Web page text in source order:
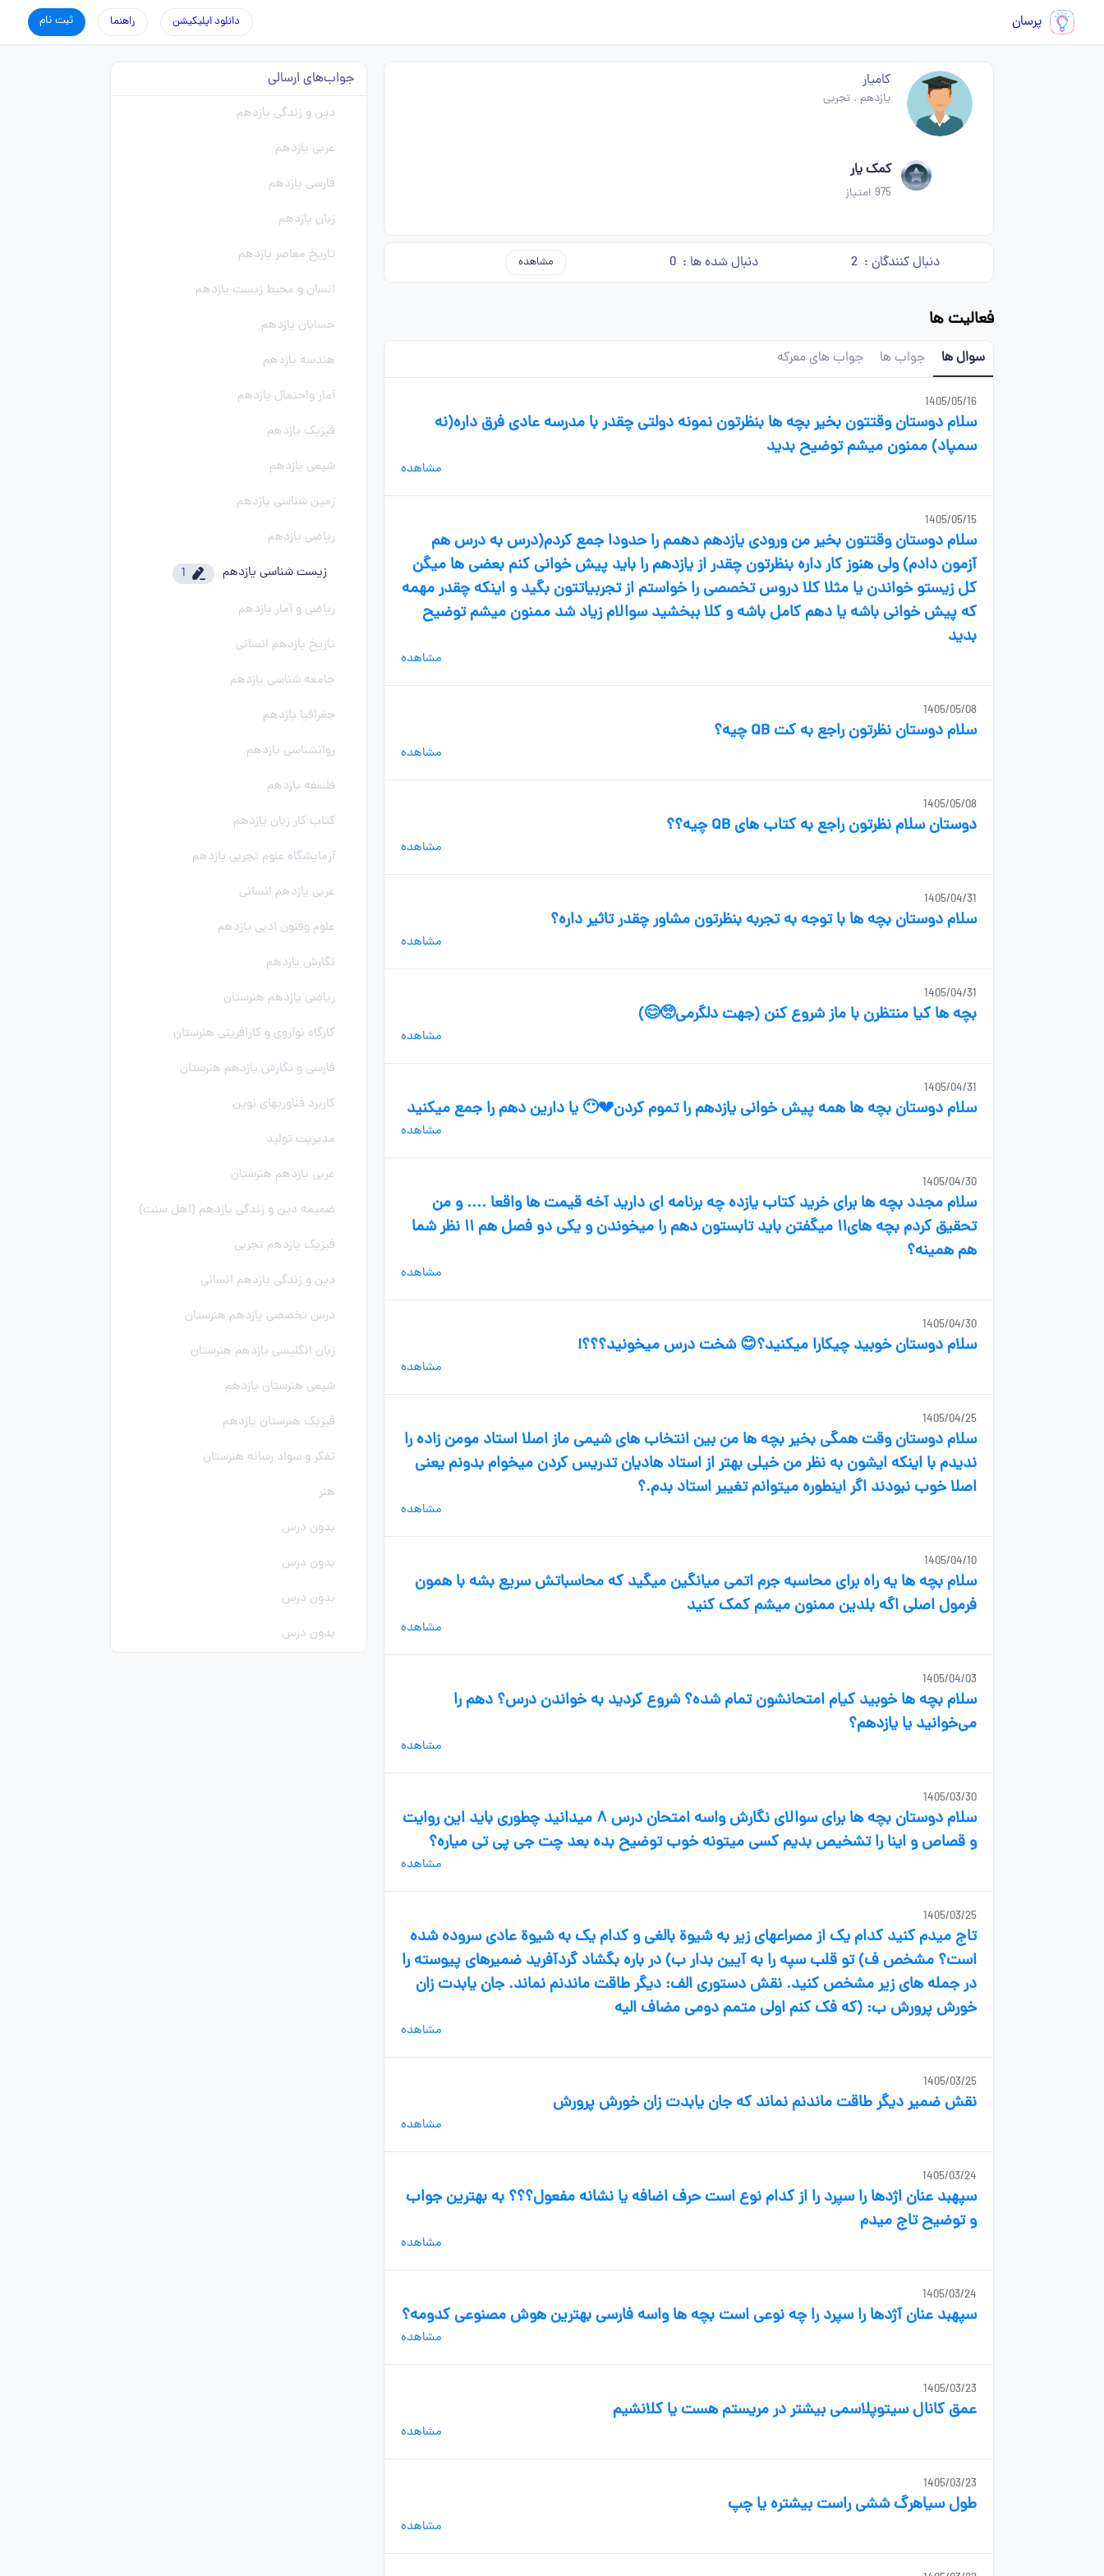
پرسان ثبت نام راهنما دانلود اپلیکیشن
کامیار
یازدهم .تجربی
کمک یار
975 امتیاز
دنبال کنندگان : 2 دنبال شده ها : 0 مشاهده
فعالیت ها
سوال ها جواب ها جواب های معرکه
1405/05/16
سلام دوستان وقتتون بخیر بچه ها بنظرتون نمونه دولتی چقدر با مدرسه عادی فرق داره(نه
سمپاد) ممنون میشم توضیح بدید
مشاهده
1405/05/15
سلام دوستان وقتتون بخیر من ورودی یازدهم دهمم را حدودا جمع کردم(درس به درس هم
آزمون دادم) ولی هنوز کار داره بنظرتون چقدر از یازدهم را باید پیش خوانی کنم بعضی ها میگن
کل زیستو خواندن یا مثلا کلا دروس تخصصی را خواستم از تجربیاتتون بگید و اینکه چقدر مهمه
که پیش خوانی باشه یا دهم کامل باشه و کلا ببخشید سوالام زیاد شد ممنون میشم توضیح
بدید
مشاهده
1405/05/08
سلام دوستان نظرتون راجع به کت QB چیه؟
مشاهده
1405/05/08
دوستان سلام نظرتون راجع به کتاب های QB چیه؟؟
مشاهده
1405/04/31
سلام دوستان بچه ها با توجه به تجربه بنظرتون مشاور چقدر تاثیر داره؟
مشاهده
1405/04/31
بچه ها کیا منتظرن با ماز شروع کنن (جهت دلگرمی🥺😊)
مشاهده
1405/04/31
سلام دوستان بچه ها همه پیش خوانی یازدهم را تموم کردن💔😶 یا دارین دهم را جمع میکنید
مشاهده
1405/04/30
سلام مجدد بچه ها برای خرید کتاب یازده چه برنامه ای دارید آخه قیمت ها واقعا .... و من
تحقیق کردم بچه های۱۱ میگفتن باید تابستون دهم را میخوندن و یکی دو فصل هم ۱۱ نظر شما
هم همینه؟
مشاهده
1405/04/30
سلام دوستان خوبید چیکارا میکنید؟😊 شخت درس ميخونید؟؟؟!
مشاهده
1405/04/25
سلام دوستان وقت همگی بخیر بچه ها من بین انتخاب های شیمی ماز اصلا استاد مومن زاده را
ندیدم با اینکه ایشون به نظر من خیلی بهتر از استاد هادیان تدریس کردن میخوام بدونم یعنی
اصلا خوب نبودند اگر اینطوره میتوانم تغییر استاد بدم.؟
مشاهده
1405/04/10
سلام بچه ها یه راه برای محاسبه جرم اتمی میانگین میگید که محاسباتش سریع بشه با همون
فرمول اصلی اگه بلدین ممنون میشم کمک کنید
مشاهده
1405/04/03
سلام بچه ها خوبید کیام امتحانشون تمام شده؟ شروع کردید به خواندن درس؟ دهم را
می‌خوانید یا یازدهم؟
مشاهده
1405/03/30
سلام دوستان بچه ها برای سوالای نگارش واسه امتحان درس ۸ میدانید چطوری باید این روایت
و قصاص و اینا را تشخیص بدیم کسی میتونه خوب توضیح بده بعد چت جی پی تی میاره؟
مشاهده
1405/03/25
تاج میدم کنید کدام یک از مصراعهای زیر به شیوة بالغی و کدام یک به شیوة عادی سروده شده
است؟ مشخص ف) تو قلب سپه را به آیین بدار ب) در باره بگشاد گردآفرید ضمیرهای پیوسته را
در جمله های زیر مشخص کنید. نقش دستوری الف: دیگر طاقت ماندنم نماند. جان یابدت زان
خورش پرورش ب: (که فک کنم اولی متمم دومی مضاف الیه
مشاهده
1405/03/25
نقش ضمیر دیگر طاقت ماندنم نماند که جان یابدت زان خورش پرورش
مشاهده
1405/03/24
سپهبد عنان اژدها را سپرد را از کدام نوع است حرف اضافه یا نشانه مفعول؟؟؟ به بهترین جواب
و توضیح تاج میدم
مشاهده
1405/03/24
سپهبد عنان آژدها را سپرد را چه نوعی است بچه ها واسه فارسی بهترین هوش مصنوعی کدومه؟
مشاهده
1405/03/23
عمق کانال سیتوپلاسمی بیشتر در مریستم هست یا کلانشیم
مشاهده
1405/03/23
طول سیاهرگ ششی راست بیشتره یا چپ
مشاهده
جواب‌های ارسالی
دین و زندگی یازدهم
عربی یازدهم
فارسی یازدهم
زبان یازدهم
تاریخ معاصر یازدهم
انسان و محیط زیست یازدهم
حسابان یازدهم
هندسه یازدهم
آمار واحتمال یازدهم
فیزیک یازدهم
شیمی یازدهم
زمین شناسی یازدهم
ریاضی یازدهم
زیست شناسی یازدهم
1
ریاضی و آمار یازدهم
تاریخ یازدهم انسانی
جامعه شناسی یازدهم
جغرافیا یازدهم
روانشناسی یازدهم
فلسفه یازدهم
کتاب کار زبان یازدهم
آزمایشگاه علوم تجربی یازدهم
عربی یازدهم انسانی
علوم وفنون ادبی یازدهم
نگارش یازدهم
ریاضی یازدهم هنرستان
کارگاه نوآروی و کارآفرینی هنرستان
فارسی و نگارش یازدهم هنرستان
کاربرد فناوریهای نوین
مدیریت تولید
عربی یازدهم هنرستان
ضمیمه دین و زندگی یازدهم (اهل سنت)
فیزیک یازدهم تجربی
دین و زندگی یازدهم انسانی
درس تخصصی یازدهم هنرستان
زبان انگلیسی یازدهم هنرستان
شیمی هنرستان یازدهم
فیزیک هنرستان یازدهم
تفکر و سواد رسانه هنرستان
هنر
بدون درس
بدون درس
بدون درس
بدون درس